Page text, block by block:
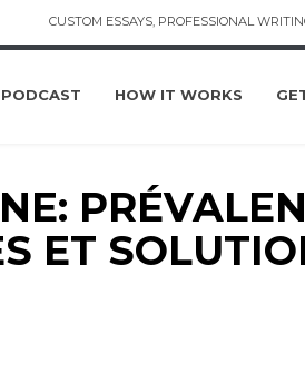
CUSTOM ESSAYS, PROFESSIONAL
PODCAST HOW IT WORKS
ET